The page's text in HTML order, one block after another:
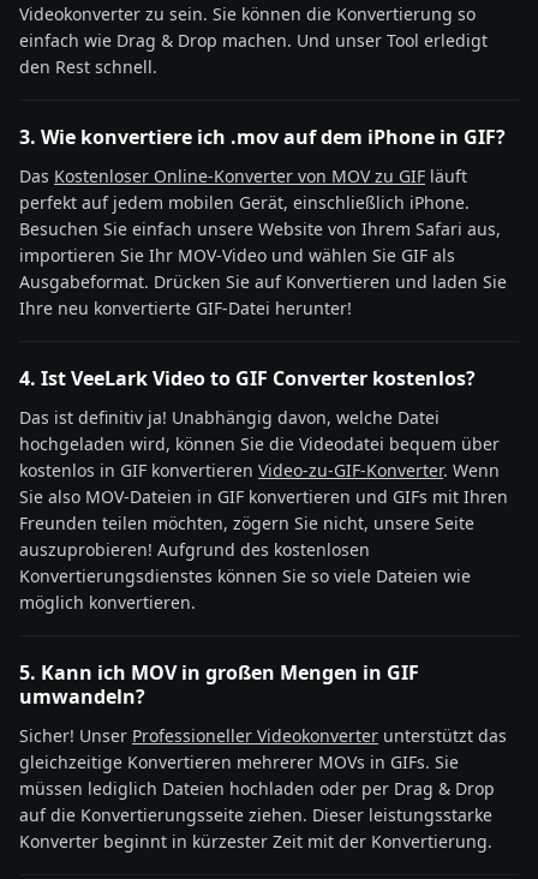
Videokonverter zu sein. Sie können die Konvertierung so
einfach wie Drag & Drop machen. Und unser Tool erledigt
den Rest schnell.
3. Wie konvertiere ich .mov auf dem iPhone in GIF?
Das Kostenloser Online-Konverter von MOV zu GIF läuft
perfekt auf jedem mobilen Gerät, einschließlich iPhone.
Besuchen Sie einfach unsere Website von Ihrem Safari aus,
importieren Sie Ihr MOV-Video und wählen Sie GIF als
Ausgabeformat. Drücken Sie auf Konvertieren und laden Sie
Ihre neu konvertierte GIF-Datei herunter!
4. Ist VeeLark Video to GIF Converter kostenlos?
Das ist definitiv ja! Unabhängig davon, welche Datei
hochgeladen wird, können Sie die Videodatei bequem über
kostenlos in GIF konvertieren Video-zu-GIF-Konverter. Wenn
Sie also MOV-Dateien in GIF konvertieren und GIFs mit Ihren
Freunden teilen möchten, zögern Sie nicht, unsere Seite
auszuprobieren! Aufgrund des kostenlosen
Konvertierungsdienstes können Sie so viele Dateien wie
möglich konvertieren.
5. Kann ich MOV in großen Mengen in GIF
umwandeln?
Sicher! Unser Professioneller Videokonverter unterstützt das
gleichzeitige Konvertieren mehrerer MOVs in GIFs. Sie
müssen lediglich Dateien hochladen oder per Drag & Drop
auf die Konvertierungsseite ziehen. Dieser leistungsstarke
Konverter beginnt in kürzester Zeit mit der Konvertierung.